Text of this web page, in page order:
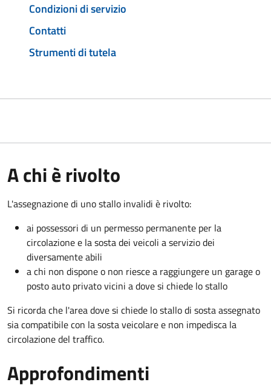
Condizioni di servizio
Contatti
Strumenti di tutela
A chi è rivolto
L'assegnazione di uno stallo invalidi è rivolto:
ai possessori di un permesso permanente per la
circolazione e la sosta dei veicoli a servizio dei
diversamente abili
a chi non dispone o non riesce a raggiungere un garage o
posto auto privato vicini a dove si chiede lo stallo
Si ricorda che l'area dove si chiede lo stallo di sosta assegnato
sia compatibile con la sosta veicolare e non impedisca la
circolazione del traffico.
Approfondimenti